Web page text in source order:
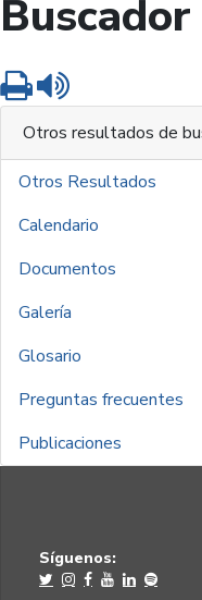
Buscador
Imprimir
Otros resultados de
Otros Resultados
Calendario
Documentos
Galería
Glosario
Preguntas frecuentes
Publicaciones
Síguenos: